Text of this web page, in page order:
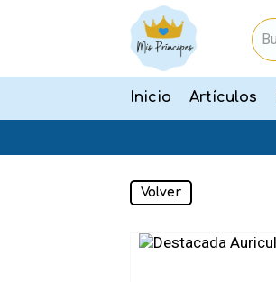
Inicio Artículos
Volver